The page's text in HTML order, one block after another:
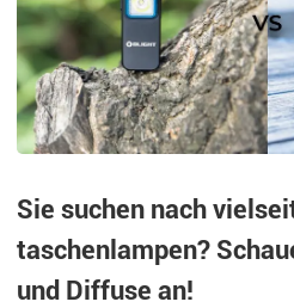
Sie suchen nach
taschenlampen?
und Diffuse an!